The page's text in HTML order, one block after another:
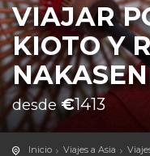
VIAJAR
KIOTO Y
desde€1413
Inicio Viajes a Asia